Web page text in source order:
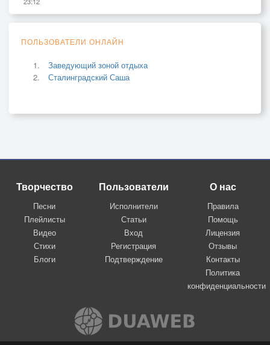
ПОЛЬЗОВАТЕЛИ ОНЛАЙН
Заведующий зоной отдыха
Сталинградский Саша
Творчество
Песни
Плейлисты
Видео
Стихи
Блоги
Пользователи
Исполнители
Статьи
Вход
Регистрация
Подтверждение
О нас
Правила
Помощь
Лицензия
Отзывы
Контакты
Политика
конфиденциальности